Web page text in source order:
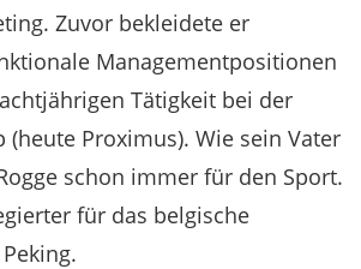
Zuvor bekleidete er
Managementpositionen
Tätigkeit bei der
(heute Proximus). Wie sein Vater
schon immer für den Sport.
für das belgische